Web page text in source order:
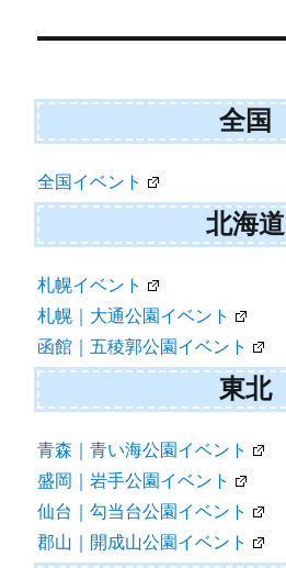
稿
ナ
ビ
ゲ
ー
シ
ョ
ン
全国
全国イベント
北海道
札幌イベント
札幌｜大通公園イベント
函館｜五稜郭公園イベント
東北
青森｜青い海公園イベント
盛岡｜岩手公園イベント
仙台｜勾当台公園イベント
郡山｜開成山公園イベント